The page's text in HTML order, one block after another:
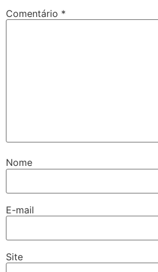
Comentário *
Nome
E-mail
Site